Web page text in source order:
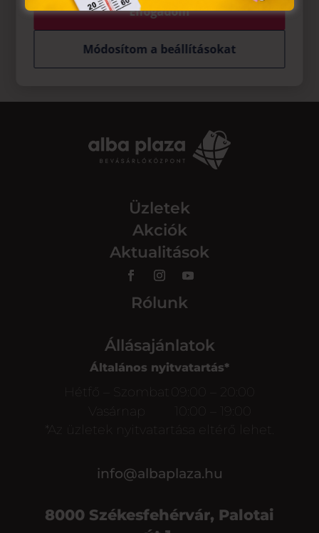
Üzletek
Akciók
Aktualitások
Rólunk
Állásajánlatok
Általános nyitvatartás*
Hétfő – Szombat
09:00 – 20:00
Vasárnap
10:00 – 19:00
*Az üzletek nyitvatartása eltérő lehet.
info@albaplaza.hu
8000 Székesfehérvár, Palotai
Elfogadom
Módosítom a beállításokat